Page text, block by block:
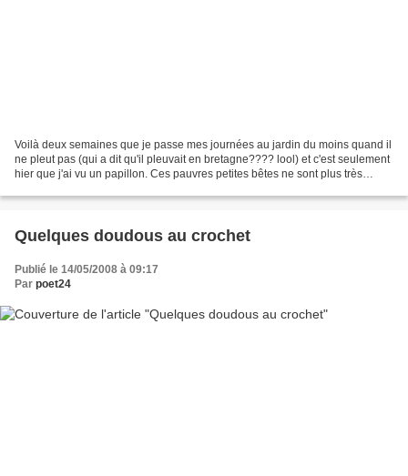
Voilà deux semaines que je passe mes journées au jardin du moins quand il
ne pleut pas (qui a dit qu'il pleuvait en bretagne???? lool) et c'est seulement
hier que j'ai vu un papillon. Ces pauvres petites bêtes ne sont plus très
Quelques doudous au crochet
Publié le 14/05/2008 à 09:17
Par poet24